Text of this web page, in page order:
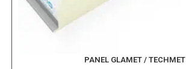
PANEL GLAMET / TECHMET